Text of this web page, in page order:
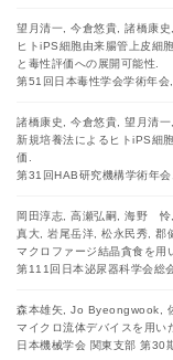
望月清一, 今倉悠貴, 諸橋康
ヒトiPS細胞由来腸管上皮細
と毒性評価への展開可能性.
第51回日本毒性学会学術年
諸橋康史, 今倉悠貴, 望月清
新規培養法によるヒトiPS細
価.
第31回HAB研究機構学術年
岡田淳志, 高瀬弘嗣, 海野 怜
真大, 岩尾岳洋, 松永民秀, 郡
マクロファージ結晶貪食を用
第111回日本泌尿器科学会総
森本雄矢, Jo Byeongwook,
マイクロ流体デバイスを用い
日本機械学会 関東支部 第30